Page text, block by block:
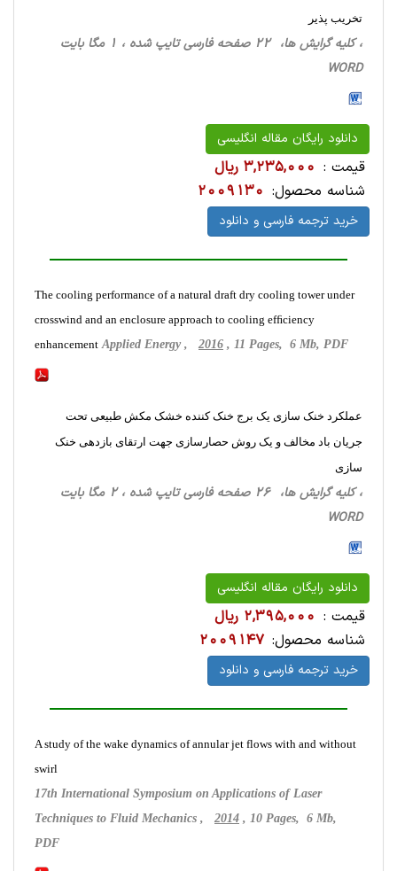
تخریب پذیر
، کلیه گرایش ها، 22 صفحه فارسی تایپ شده ، 1 مگا بایت
WORD
دانلود رایگان مقاله انگلیسی
قیمت : 3,235,000 ریال
شناسه محصول: 2009130
خرید ترجمه فارسی و دانلود
The cooling performance of a natural draft dry cooling tower under
crosswind and an enclosure approach to cooling efﬁciency
enhancement Applied Energy , 2016 , 11 Pages, 6 Mb, PDF
عملکرد خنک سازی یک برج خنک کننده خشک مکش طبیعی تحت
جریان باد مخالف و یک روش حصارسازی جهت ارتقای بازدهی خنک
سازی
، کلیه گرایش ها، 26 صفحه فارسی تایپ شده ، 2 مگا بایت
WORD
دانلود رایگان مقاله انگلیسی
قیمت : 2,395,000 ریال
شناسه محصول: 2009147
خرید ترجمه فارسی و دانلود
A study of the wake dynamics of annular jet flows with and without
swirl
17th International Symposium on Applications of Laser
Techniques to Fluid Mechanics , 2014 , 10 Pages, 6 Mb,
PDF